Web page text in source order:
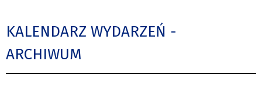
KALENDARZ WYDARZEŃ -
ARCHIWUM